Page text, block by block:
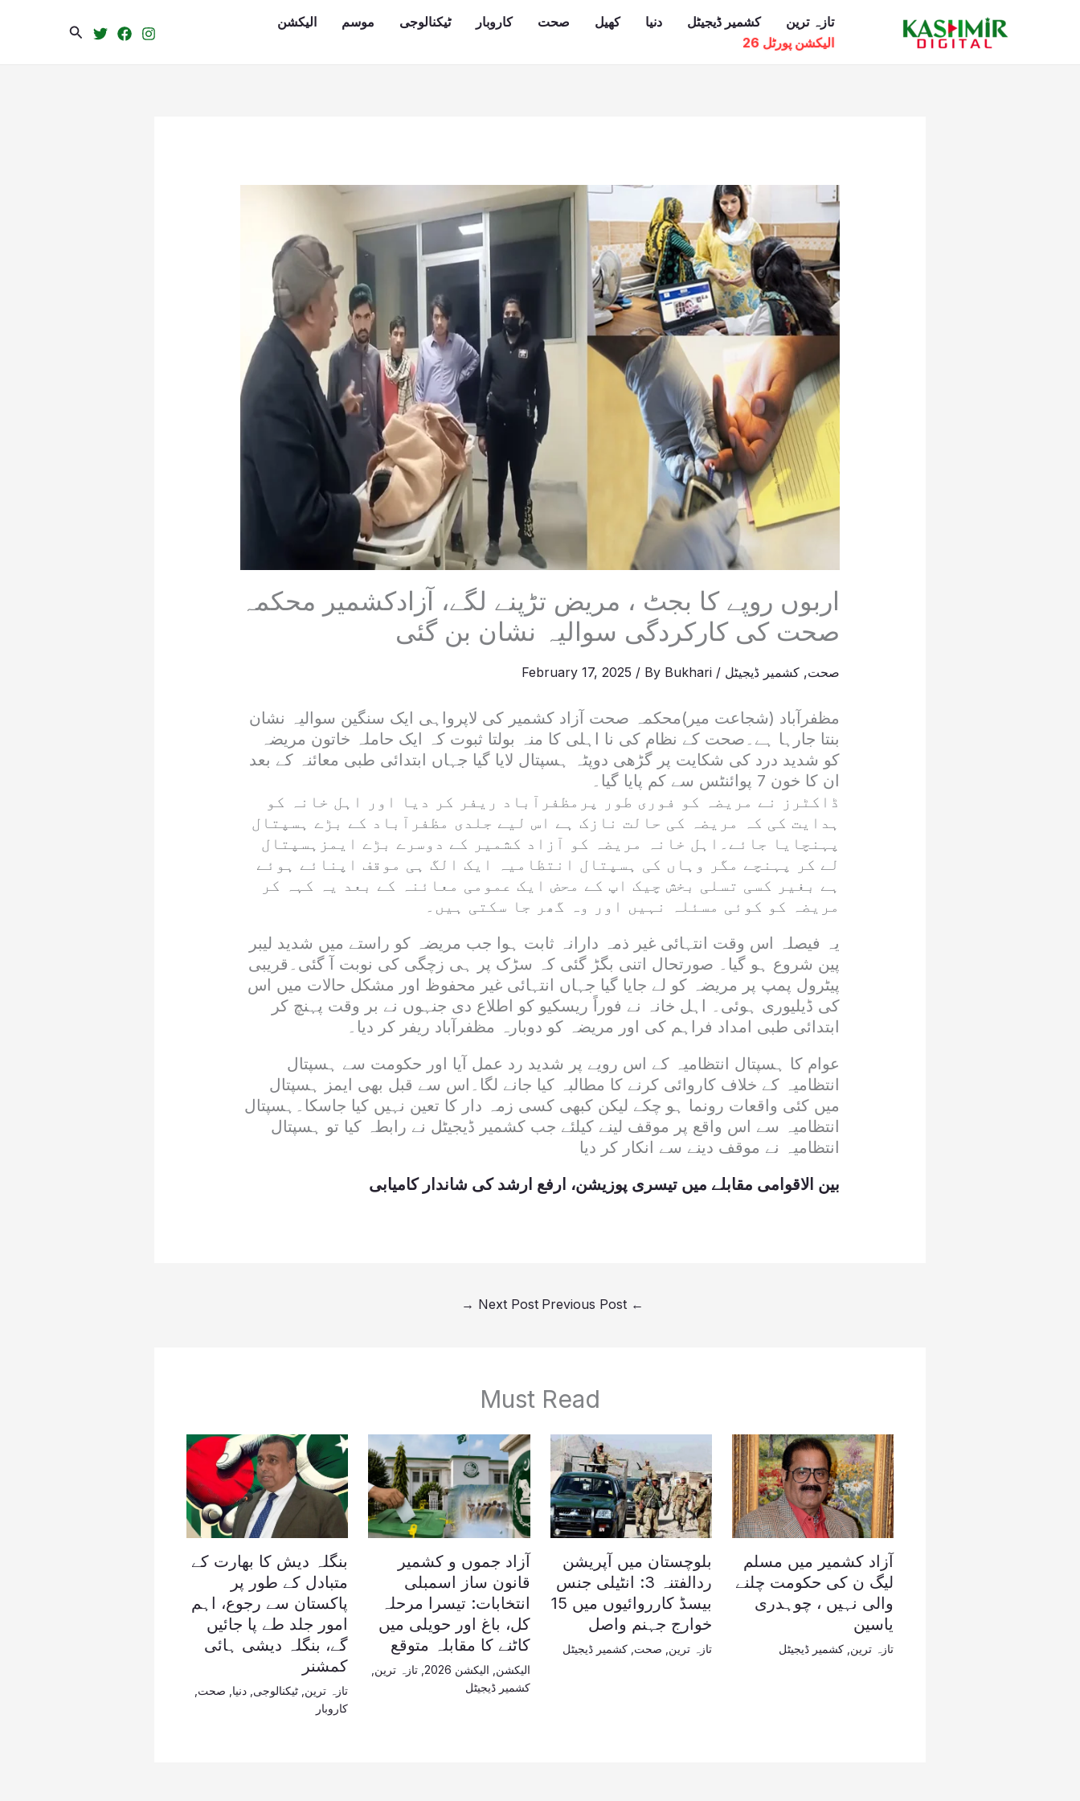
تازہ ترین کشمیر ڈیجیٹل دنیا کھیل صحت کاروبار ٹیکنالوجی موسم
الیکشن
الیکشن پورٹل 26
Search
اربوں روپے کا بجٹ ، مریض تڑپنے لگے، آزادکشمیر محکمہ
صحت کی کارکردگی سوالیہ نشان بن گئی
صحت, کشمیر ڈیجیٹل /
February 17, 2025 / By Bukhari
مظفرآباد (شجاعت میر)محکمہ صحت آزاد کشمیر کی لاپرواہی ایک سنگین سوالیہ نشان
بنتا جارہا ہے۔صحت کے نظام کی نا اہلی کا منہ بولتا ثبوت کہ ایک حاملہ خاتون مریضہ
کو شدید درد کی شکایت پر گڑھی دوپٹہ ہسپتال لایا گیا جہاں ابتدائی طبی معائنہ کے بعد
ان کا خون 7 پوائنٹس سے کم پایا گیا۔
ڈاکٹرز نے مریضہ کو فوری طور پرمظفرآباد ریفر کر دیا اور اہل خانہ کو
ہدایت کی کہ مریضہ کی حالت نازک ہے اس لیے جلدی مظفرآباد کے بڑے ہسپتال
پہنچایا جائے۔اہل خانہ مریضہ کو آزاد کشمیر کے دوسرے بڑے ایمزہسپتال
لے کر پہنچے مگر وہاں کی ہسپتال انتظامیہ ایک الگ ہی موقف اپنائے ہوئے
ہے بغیر کسی تسلی بخش چیک اپ کے محض ایک عمومی معائنہ کے بعد یہ کہہ کر
مریضہ کو کوئی مسئلہ نہیں اور وہ گھر جا سکتی ہیں۔
یہ فیصلہ اس وقت انتہائی غیر ذمہ دارانہ ثابت ہوا جب مریضہ کو راستے میں شدید لیبر
پین شروع ہو گیا۔ صورتحال اتنی بگڑ گئی کہ سڑک پر ہی زچگی کی نوبت آ گئی۔قریبی
پیٹرول پمپ پر مریضہ کو لے جایا گیا جہاں انتہائی غیر محفوظ اور مشکل حالات میں اس
کی ڈیلیوری ہوئی۔ اہل خانہ نے فوراً ریسکیو کو اطلاع دی جنہوں نے بر وقت پہنچ کر
ابتدائی طبی امداد فراہم کی اور مریضہ کو دوبارہ مظفرآباد ریفر کر دیا۔
عوام کا ہسپتال انتظامیہ کے اس رویے پر شدید رد عمل آیا اور حکومت سے ہسپتال
انتظامیہ کے خلاف کاروائی کرنے کا مطالبہ کیا جانے لگا۔اس سے قبل بھی ایمز ہسپتال
میں کئی واقعات رونما ہو چکے لیکن کبھی کسی زمہ دار کا تعین نہیں کیا جاسکا۔ہسپتال
انتظامیہ سے اس واقع پر موقف لینے کیلئے جب کشمیر ڈیجیٹل نے رابطہ کیا تو ہسپتال
انتظامیہ نے موقف دینے سے انکار کر دیا
بین الاقوامی مقابلے میں تیسری پوزیشن، ارفع ارشد کی شاندار کامیابی
←
Next Post
→
Must Read
آزاد کشمیر میں مسلم
لیگ ن کی حکومت چلنے
والی نہیں ، چوہدری
یاسین
تازہ ترین کشمیر ڈیجیٹل
بلوچستان میں آپریشن
ردالفتنہ 3: انٹیلی جنس
بیسڈ کارروائیوں میں 15
خوارج جہنم واصل
تازہ ترین صحت ,کشمیر ڈیجیٹل
آزاد جموں و کشمیر
قانون ساز اسمبلی
انتخابات: تیسرا مرحلہ
کل، باغ اور حویلی میں
کاٹنے کا مقابلہ متوقع
الیکشن الیکشن 2026 ,تازہ ترین
کشمیر ڈیجیٹل
بنگلہ دیش کا بھارت کے
متبادل کے طور پر
پاکستان سے رجوع، اہم
امور جلد طے پا جائیں
گے، بنگلہ دیشی ہائی
کمشنر
تازہ ترین ٹیکنالوجی دنیا صحت
کاروبار